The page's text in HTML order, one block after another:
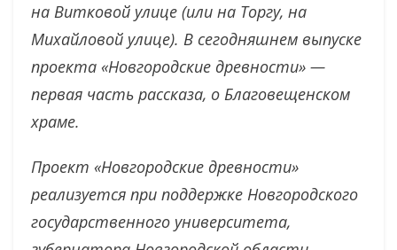
на Витковой улице (или на Торгу, на
Михайловой улице). В сегодняшнем выпуске
проекта «Новгородские древности» —
первая часть рассказа, о Благовещенском
храме.
Проект «Новгородские древности»
реализуется при поддержке Новгородского
государственного университета,